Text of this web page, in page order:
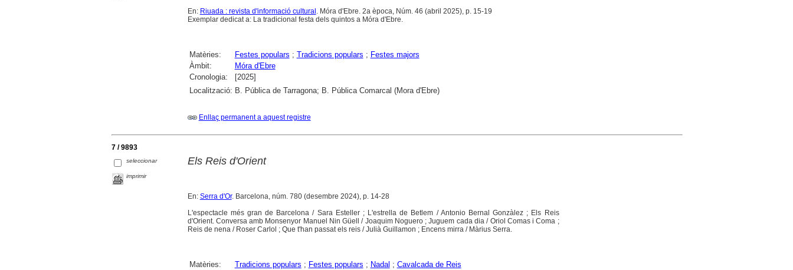
En: Riuada : revista d'informació cultural . Móra d'Ebre. 2a època, Núm. 46 (abril 2025), p. 15-19
Exemplar dedicat a: La tradicional festa dels quintos a Móra d'Ebre.
Matèries: Festes populars ; Tradicions populars ; Festes majors
Àmbit:
Móra d'Ebre
Cronologia:
[2025]
Localització: B. Pública de Tarragona; B. Pública Comarcal (Mora d'Ebre)
Enllaç permanent a aquest registre
7 / 9893
seleccionar
imprimir
Els Reis d'Orient
En: Serra d'Or. Barcelona, núm. 780 (desembre 2024), p. 14-28
L'espectacle més gran de Barcelona / Sara Esteller ; L'estrella de Betlem / Antonio Bernal Gonzàlez ; Els Reis
d'Orient. Conversa amb Monsenyor Manuel Nin Güell / Joaquim Noguero ; Juguem cada dia / Oriol Comas i Coma ;
Reis de nena / Roser Carlol ; Que t'han passat els reis / Julià Guillamon ; Encens mirra / Màrius Serra.
Matèries: Tradicions populars ; Festes populars ; Nadal ; Cavalcada de Reis